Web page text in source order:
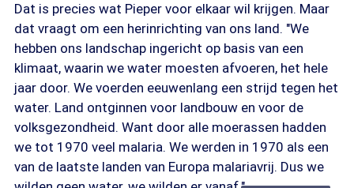
Dat is precies wat Pieper voor elkaar wil krijgen. Maar
dat vraagt om een herinrichting van ons land. "We
hebben ons landschap ingericht op basis van een
klimaat, waarin we water moesten afvoeren, het hele
jaar door. We voerden eeuwenlang een strijd tegen het
water. Land ontginnen voor landbouw en voor de
volksgezondheid. Want door alle moerassen hadden
we tot 1970 veel malaria. We werden in 1970 als een
van de laatste landen van Europa malariavrij. Dus we